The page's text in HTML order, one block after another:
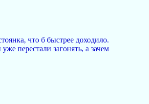
что б быстрее доходило.
перестали загонять, а зачем